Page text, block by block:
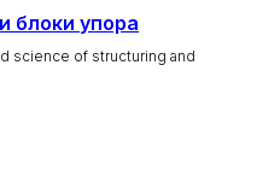
блоки упора
science of structuring and